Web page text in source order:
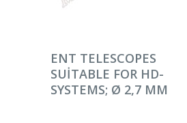
DEVAMINI OKU
ENT TELESCOPES
SUITABLE FOR HD-
SYSTEMS; Ø 2,7 MM